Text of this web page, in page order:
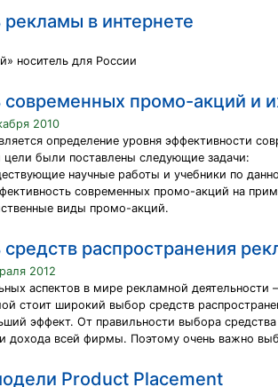
в интернете
носитель для России
промо-акций и
2010
определение уровня эффективности
были поставлены следующие задачи:
научные работы и учебники по
современных промо-акций на
виды промо-акций.
распространения
2012
аспектов в мире рекламной
стоит широкий выбор средств
эффект. От правильности выбора
дохода всей фирмы. Поэтому очень важно
Product Placement